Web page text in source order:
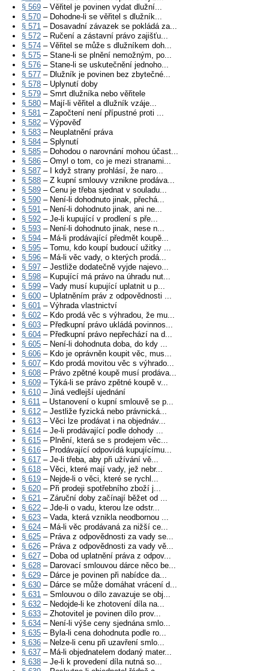
§ 569 – Věřitel je povinen vydat dlužní...
§ 570 – Dohodne-li se věřitel s dlužník...
§ 571 – Dosavadní závazek se pokládá za...
§ 572 – Ručení a zástavní právo zajišťu...
§ 574 – Věřitel se může s dlužníkem doh...
§ 575 – Stane-li se plnění nemožným, po...
§ 576 – Stane-li se uskutečnění jednoho...
§ 577 – Dlužník je povinen bez zbytečné...
§ 578 – Uplynutí doby
§ 579 – Smrt dlužníka nebo věřitele
§ 580 – Mají-li věřitel a dlužník vzáje...
§ 581 – Započtení není přípustné proti ...
§ 582 – Výpověď
§ 583 – Neuplatnění práva
§ 584 – Splynutí
§ 585 – Dohodou o narovnání mohou účast...
§ 586 – Omyl o tom, co je mezi stranami...
§ 587 – I když strany prohlásí, že naro...
§ 588 – Z kupní smlouvy vznikne prodáva...
§ 589 – Cenu je třeba sjednat v souladu...
§ 590 – Není-li dohodnuto jinak, přechá...
§ 591 – Není-li dohodnuto jinak, ani ne...
§ 592 – Je-li kupující v prodlení s pře...
§ 593 – Není-li dohodnuto jinak, nese n...
§ 594 – Má-li prodávající předmět koupě...
§ 595 – Tomu, kdo koupí budoucí užitky ...
§ 596 – Má-li věc vady, o kterých prodá...
§ 597 – Jestliže dodatečně vyjde najevo...
§ 598 – Kupující má právo na úhradu nut...
§ 599 – Vady musí kupující uplatnit u p...
§ 600 – Uplatněním práv z odpovědnosti ...
§ 601 – Výhrada vlastnictví
§ 602 – Kdo prodá věc s výhradou, že mu...
§ 603 – Předkupní právo ukládá povinnos...
§ 604 – Předkupní právo nepřechází na d...
§ 605 – Není-li dohodnuta doba, do kdy ...
§ 606 – Kdo je oprávněn koupit věc, mus...
§ 607 – Kdo prodá movitou věc s výhrado...
§ 608 – Právo zpětné koupě musí prodáva...
§ 609 – Týká-li se právo zpětné koupě v...
§ 610 – Jiná vedlejší ujednání
§ 611 – Ustanovení o kupní smlouvě se p...
§ 612 – Jestliže fyzická nebo právnická...
§ 613 – Věci lze prodávat i na objednáv...
§ 614 – Je-li prodávající podle dohody ...
§ 615 – Plnění, která se s prodejem věc...
§ 616 – Prodávající odpovídá kupujícímu...
§ 617 – Je-li třeba, aby při užívání vě...
§ 618 – Věci, které mají vady, jež nebr...
§ 619 – Nejde-li o věci, které se rychl...
§ 620 – Při prodeji spotřebního zboží j...
§ 621 – Záruční doby začínají běžet od ...
§ 622 – Jde-li o vadu, kterou lze odstr...
§ 623 – Vada, která vznikla neodbornou ...
§ 624 – Má-li věc prodávaná za nižší ce...
§ 625 – Práva z odpovědnosti za vady se...
§ 626 – Práva z odpovědnosti za vady vě...
§ 627 – Doba od uplatnění práva z odpov...
§ 628 – Darovací smlouvou dárce něco be...
§ 629 – Dárce je povinen při nabídce da...
§ 630 – Dárce se může domáhat vrácení d...
§ 631 – Smlouvou o dílo zavazuje se obj...
§ 632 – Nedojde-li ke zhotovení díla na...
§ 633 – Zhotovitel je povinen dílo prov...
§ 634 – Není-li výše ceny sjednána smlo...
§ 635 – Byla-li cena dohodnuta podle ro...
§ 636 – Nelze-li cenu při uzavření smlo...
§ 637 – Má-li objednatelem dodaný mater...
§ 638 – Je-li k provedení díla nutná so...